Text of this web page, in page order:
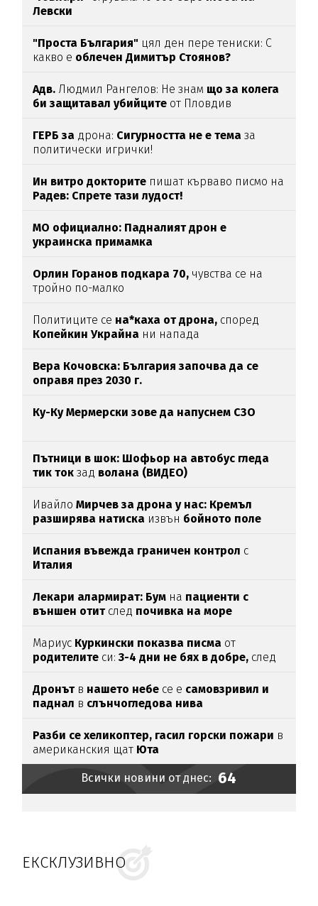
Левски
"Проста България" цял ден пере тениски: С
какво е облечен Димитър Стоянов?
Адв. Людмил Рангелов: Не знам що за колега
би защитавал убийците от Пловдив
ГЕРБ за дрона: Сигурността не е темаза
политически игрички!
Ин витро докторите пишат кърваво писмо на
Радев: Спрете тази лудост!
МО официално: Падналият дрон е
украинска примамка
Орлин Горанов подкара 70, чувства се на
тройно по-малко
Политиците се на*каха от дрона, според
Копейкин Украйна ни напада
Вера Кочовска: България започва да се
оправя през 2030 г.
Ку-Ку Мермерски зове да напуснем СЗО
Пътници в шок: Шофьор на автобус гледа
тик ток зад волана (ВИДЕО)
ИвайлоМирчев за дрона у нас: Кремъл
разширява натиска извън бойното поле
Испания въвежда граничен контрол с
Италия
Лекари алармират: Бум на пациенти с
външен отитслед почивка на море
Мариус Куркински показва писма от
родителите си:3-4 дни не бях в добре, след
Дронътв нашето небе се е самовзривил и
паднал в слънчогледова нива
Разби се хеликоптер, гасил горски пожари в
американския щат Юта
Всички новини от днес: 64
ЕКСКЛУЗИВНО